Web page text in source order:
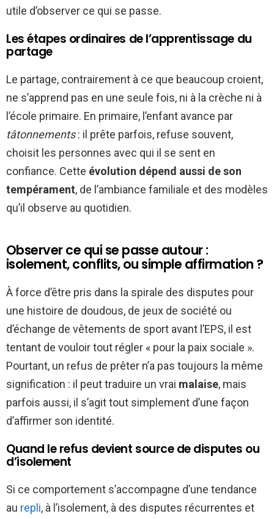
utile d’observer ce qui se passe.
Les étapes ordinaires de l’apprentissage du
partage
Le partage, contrairement à ce que beaucoup croient,
ne s’apprend pas en une seule fois, ni à la crèche ni à
l’école primaire. En primaire, l’enfant avance par
tâtonnements: il prête parfois, refuse souvent,
choisit les personnes avec qui il se sent en
confiance. Cette évolution dépend aussi de son
tempérament, de l’ambiance familiale et des modèles
qu’il observe au quotidien.
Observer ce qui se passe autour :
isolement, conflits, ou simple affirmation ?
À force d’être pris dans la spirale des disputes pour
une histoire de doudous, de jeux de société ou
d’échange de vêtements de sport avant l’EPS, il est
tentant de vouloir tout régler « pour la paix sociale ».
Pourtant, un refus de prêter n’a pas toujours la même
signification : il peut traduire un vrai malaise, mais
parfois aussi, il s’agit tout simplement d’une façon
d’affirmer son identité.
Quand le refus devient source de disputes ou
d’isolement
Si ce comportement s’accompagne d’une tendance
au repli, à l’isolement, à des disputes récurrentes et